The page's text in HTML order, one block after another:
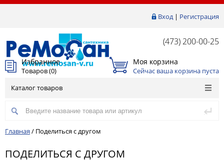
Вход| Регистрация
(473) 200-00-25
Избранное
Товаров (0)
Моя корзина
Сейчас ваша корзина пуста
Каталог товаров
Главная / Поделиться с другом
ПОДЕЛИТЬСЯ С ДРУГОМ